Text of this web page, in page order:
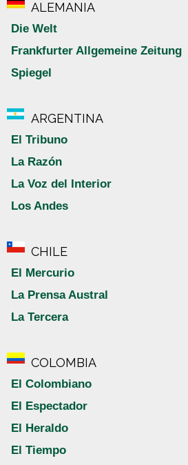
ALEMANIA
Die Welt
Frankfurter Allgemeine Zeitung
Spiegel
ARGENTINA
El Tribuno
La Razón
La Voz del Interior
Los Andes
CHILE
El Mercurio
La Prensa Austral
La Tercera
COLOMBIA
El Colombiano
El Espectador
El Heraldo
El Tiempo